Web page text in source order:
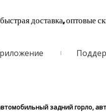
доставка, оптовые
задний горло,